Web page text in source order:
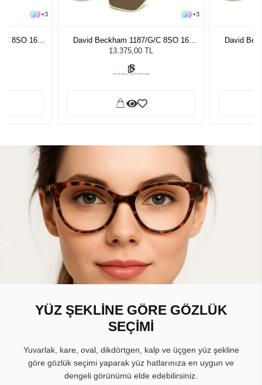
+3
C 8SO 16
+3
David Beckham 1187/G/C 8SO 16
85879 - 57 Unisex Güneş Gözlüğü
13.375,00 TL
David
YÜZ ŞEKLİNE GÖRE GÖZLÜK
SEÇİMİ
Yuvarlak, kare, oval, dikdörtgen, kalp ve üçgen yüz şekline
göre gözlük seçimi yaparak yüz hatlarınıza en uygun ve
dengeli görünümü elde edebilirsiniz.